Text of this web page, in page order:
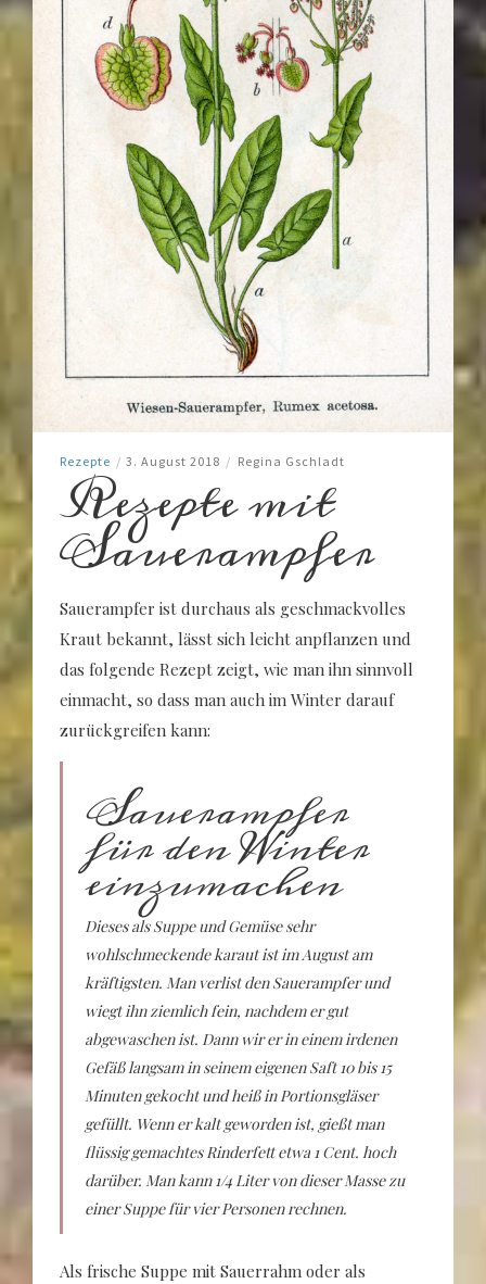
Rezepte / 3. August 2018 / Regina Gschladt
Rezepte mit
Sauerampfer
Sauerampfer ist durchaus als geschmackvolles
Kraut bekannt, lässt sich leicht anpflanzen und
das folgende Rezept zeigt, wie man ihn sinnvoll
einmacht, so dass man auch im Winter darauf
zurückgreifen kann:
Sauerampfer
für den Winter
einzumachen
Dieses als Suppe und Gemüse sehr
wohlschmeckende karaut ist im August am
kräftigsten. Man verlist den Sauerampfer und
wiegt ihn ziemlich fein, nachdem er gut
abgewaschen ist. Dann wir er in einem irdenen
Gefäß langsam in seinem eigenen Saft 10 bis 15
Minuten gekocht und heiß in Portionsgläser
gefüllt. Wenn er kalt geworden ist, gießt man
flüssig gemachtes Rinderfett etwa 1 Cent. hoch
darüber. Man kann 1/4 Liter von dieser Masse zu
einer Suppe für vier Personen rechnen.
Als frische Suppe mit Sauerrahm oder als